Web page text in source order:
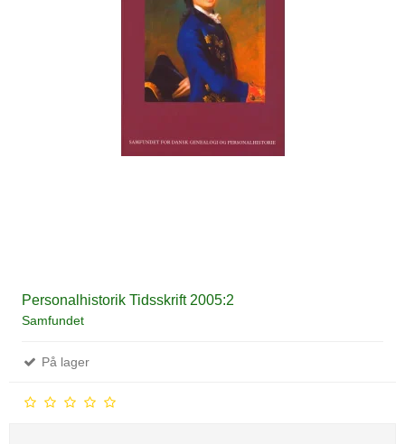
Personalhistorik Tidsskrift 2005:2
Samfundet
På lager